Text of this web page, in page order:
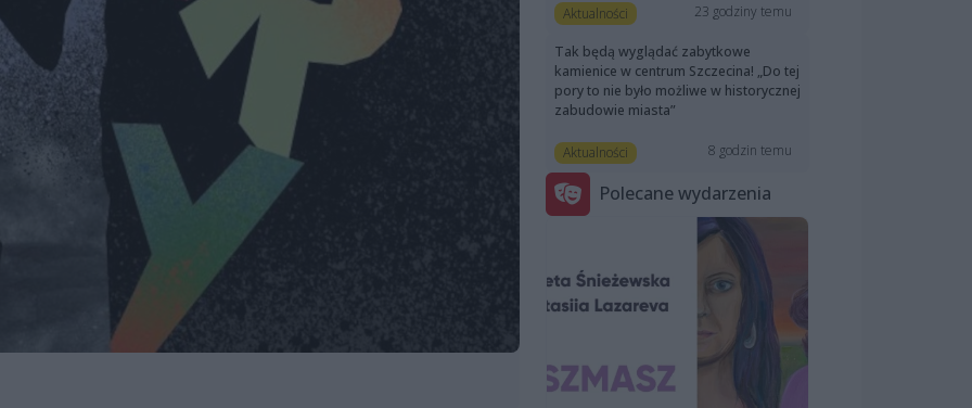
Aktualności 23 godziny temu
Tak będą wyglądać zabytkowe
kamienice w centrum Szczecina! „Do tej
pory to nie było możliwe w historycznej
zabudowie miasta”
Aktualności 8 godzin temu
Polecane wydarzenia